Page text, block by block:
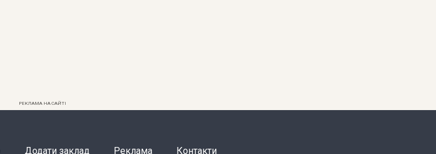
РЕКЛАМА НА САЙТІ
Додати заклад Реклама Контакти